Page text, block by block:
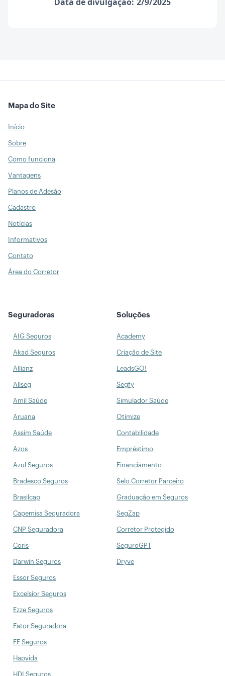
Mapa do Site
Início
Sobre
Como funciona
Vantagens
Planos de Adesão
Cadastro
Notícias
Informativos
Contato
Área do Corretor
Seguradoras
AIG Seguros
Akad Seguros
Allianz
Allseg
Amil Saúde
Aruana
Assim Saúde
Azos
Azul Seguros
Bradesco Seguros
Brasilcap
Capemisa Seguradora
CNP Seguradora
Coris
Darwin Seguros
Essor Seguros
Excelsior Seguros
Ezze Seguros
Fator Seguradora
FF Seguros
Hapvida
HDI Seguros
Soluções
Academy
Criação de Site
LeadsGO!
Segfy
Simulador Saúde
Otimize
Contabilidade
Empréstimo
Financiamento
Selo Corretor Parceiro
Graduação em Seguros
SegZap
Corretor Protegido
SeguroGPT
Dryve